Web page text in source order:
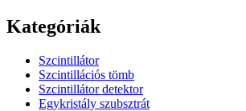
Kategóriák
Szcintillátor
Szcintillációs tömb
Szcintillátor detektor
Egykristály szubsztrát